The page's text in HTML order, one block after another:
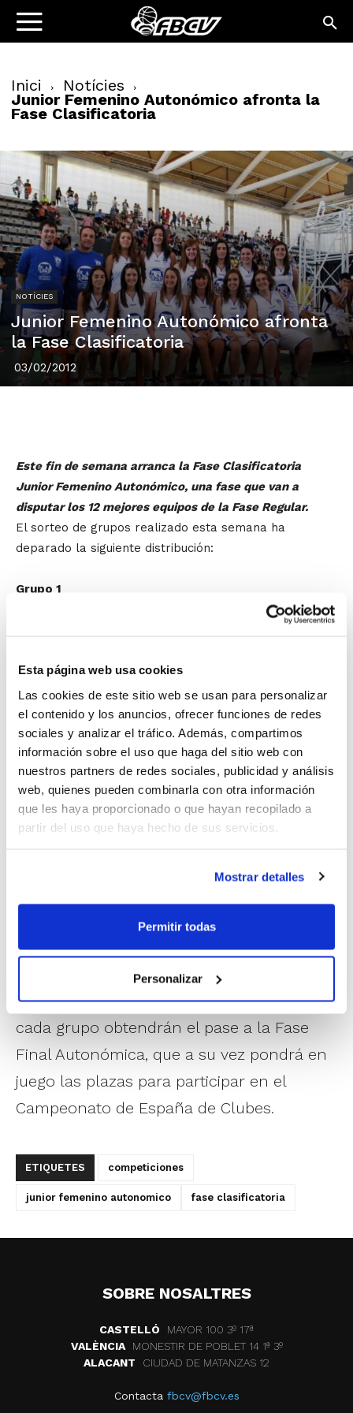
Esta página web usa cookies
Las cookies de este sitio web se usan para personalizar
el contenido y los anuncios, ofrecer funciones de redes
sociales y analizar el tráfico. Además, compartimos
información sobre el uso que haga del sitio web con
nuestros partners de redes sociales, publicidad y análisis
web, quienes pueden combinarla con otra información
que les haya proporcionado o que hayan recopilado a
partir del uso que haya hecho de sus servicios.
Mostrar detalles
Permitir todas
Personalizar
Inici Notícies
Junior Femenino Autonómico afronta la
Fase Clasificatoria
NOTÍCIES
Junior Femenino Autonómico afronta
la Fase Clasificatoria
03/02/2012
Este fin de semana arranca la Fase Clasificatoria
Junior Femenino Autonómico, una fase que van a
disputar los 12 mejores equipos de la Fase Regular.
El sorteo de grupos realizado esta semana ha
deparado la siguiente distribución:
Grupo 1
Inaer-Akra Leuka
V-74 Villena Ing. Agua
Gestoria Juan
Grupo 2
BF San Blas Alicante
Coycama NBF Castelló
CB Teixereta
CB Oliva-Mompo Óptica
La Fase Clasificatoria se disputará
siguiendo un sistema de competición de
liga todos contra todos dentro de cada
grupo. A su término, los dos primeros de
cada grupo obtendrán el pase a la Fase
Final Autonómica, que a su vez pondrá en
juego las plazas para participar en el
Campeonato de España de Clubes.
ETIQUETES competiciones
junior femenino autonomico fase clasificatoria
SOBRE NOSALTRES
CASTELLÓ
MAYOR 100 3º 17ª
VALÈNCIA
MONESTIR DE POBLET 14 1ª 3º
ALACANT
CIUDAD DE MATANZAS 12
Contacta fbcv@fbcv.es